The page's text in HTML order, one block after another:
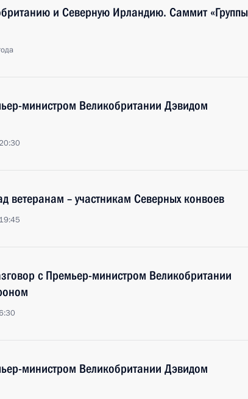
и Северную Ирландию. Саммит «Группы
министром Великобритании Дэвидом
ветеранам – участникам Северных конвоев
с Премьер-министром Великобритании
министром Великобритании Дэвидом